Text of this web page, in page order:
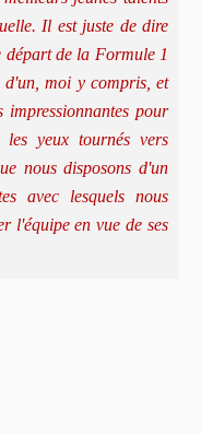
Il est juste de dire
de la Formule 1
d'un, moi y compris, et
impressionnantes pour
yeux tournés vers
nous disposons d'un
avec lesquels nous
l'équipe en vue de ses